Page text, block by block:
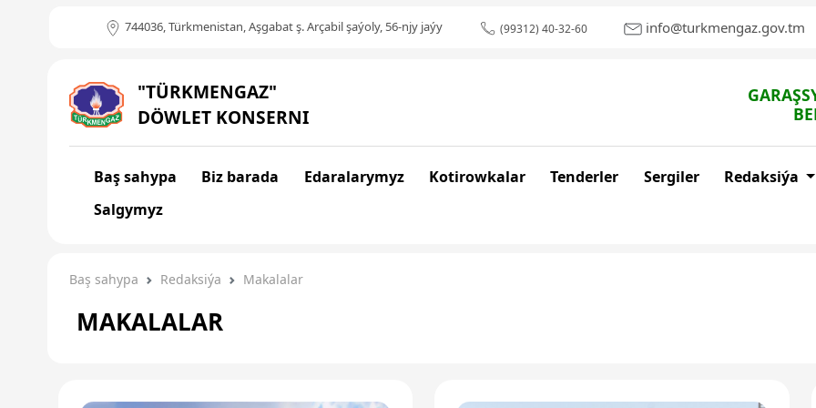
744036, Türkmenistan, Aşgabat ş. Arçabil şaýoly, 56-njy jaýy (99312) 40-32-60 info@turkmengaz.gov.tm
"TÜRKMENGAZ"
DÖWLET KONSERNI
Baş sahypa Biz barada Edaralarymyz Kotirowkalar Tenderler Sergiler
Redaksiýa
Salgymyz
Baş sahypa Redaksiýa Makalalar
MAKALALAR